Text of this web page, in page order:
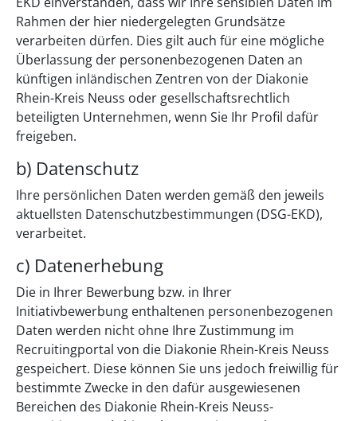
Rahmen der hier niedergelegten Grundsätze
verarbeiten dürfen. Dies gilt auch für eine mögliche
Überlassung der personenbezogenen Daten an
künftigen inländischen Zentren von der Diakonie
Rhein-Kreis Neuss oder gesellschaftsrechtlich
beteiligten Unternehmen, wenn Sie Ihr Profil dafür
freigeben.
b) Datenschutz
Ihre persönlichen Daten werden gemäß den jeweils
aktuellsten Datenschutzbestimmungen (DSG-EKD),
verarbeitet.
c) Datenerhebung
Die in Ihrer Bewerbung bzw. in Ihrer
Initiativbewerbung enthaltenen personenbezogenen
Daten werden nicht ohne Ihre Zustimmung im
Recruitingportal von die Diakonie Rhein-Kreis Neuss
gespeichert. Diese können Sie uns jedoch freiwillig für
bestimmte Zwecke in den dafür ausgewiesenen
Bereichen des Diakonie Rhein-Kreis Neuss-